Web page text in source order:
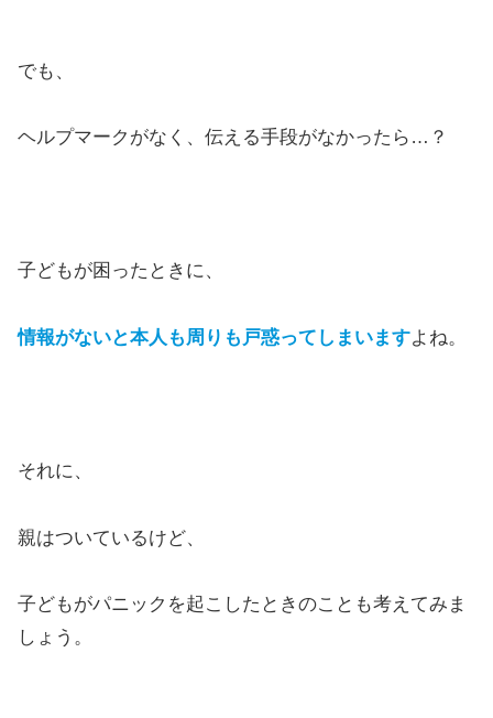
でも、
ヘルプマークがなく、伝える手段がなかったら…？
子どもが困ったときに、
情報がないと本人も周りも戸惑ってしまいますよね。
それに、
親はついているけど、
子どもがパニックを起こしたときのことも考えてみま
しょう。